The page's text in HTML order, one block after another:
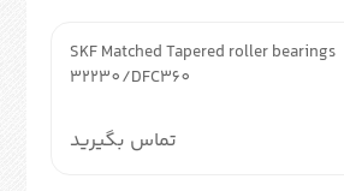
SKF Matched Tapered roller bearings
32230/DFC360
تماس بگیرید